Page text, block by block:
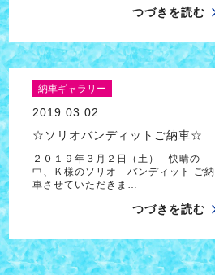
つづきを読む
納車ギャラリー
2019.03.02
☆ソリオバンディットご納車☆
２０１９年３月２日（土） 快晴の
中、Ｋ様のソリオ バンディット ご納
車させていただきま…
つづきを読む